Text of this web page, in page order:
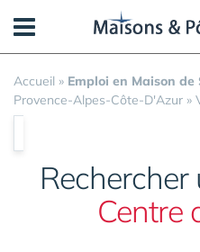
Accueil » Emploi en Maison
Provence-Alpes-Côte-D'Azur »
Rechercher
Centre
Panneau de gestion des cookies